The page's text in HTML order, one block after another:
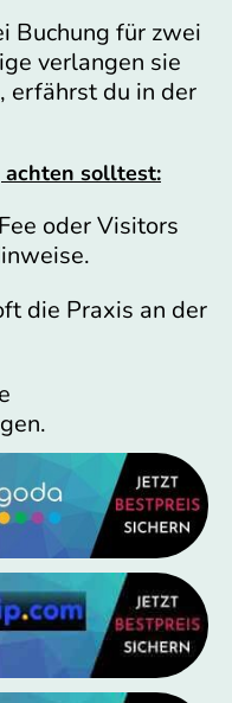
Buchung für zwei
verlangen sie
erfährst du in der
achten solltest:
oder Visitors
die Praxis an der